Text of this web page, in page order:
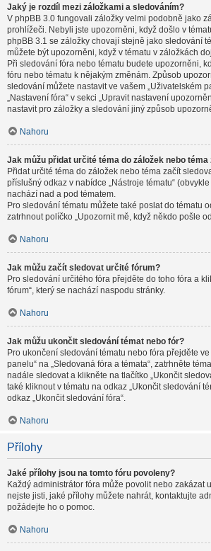
Jaký je rozdíl mezi záložkami a sledováním?
V phpBB 3.0 fungovali záložky velmi podobně jako
prohlížeči. Nebyli jste upozorněni, když došlo v
phpBB 3.1 se záložky chovají stejně jako sledování
můžete být upozorněni, když v tématu v záložkách
Při sledování fóra nebo tématu budete upozorněni,
fóru nebo tématu k nějakým změnám. Způsob
sledování můžete nastavit ve vašem „Uživatelském
„Nastavení fóra“ v sekci „Upravit nastavení
nastavit pro záložky a sledování jiný způsob
Nahoru
Jak můžu přidat určité téma do záložek nebo
Přidat určité téma do záložek nebo téma začít
příslušný odkaz v nabídce „Nástroje tématu“
nachází nad a pod tématem.
Pro sledování tématu můžete také poslat do tématu
zatrhnout políčko „Upozornit mě, když někdo pošle
Nahoru
Jak můžu začít sledovat určité fórum?
Pro sledování určitého fóra přejděte do toho fóra a
fórum“, který se nachází naspodu stránky.
Nahoru
Jak můžu ukončit sledování témat nebo fór?
Pro ukončení sledování tématu nebo fóra přejděte
panelu“ na „Sledovaná fóra a témata“, zatrhněte
nadále sledovat a klikněte na tlačítko „Ukončit
také kliknout v tématu na odkaz „Ukončit sledování
odkaz „Ukončit sledování fóra“.
Nahoru
Přílohy
Jaké přílohy jsou na tomto fóru povoleny?
Každý administrátor fóra může povolit nebo zakázat
nejste jisti, jaké přílohy můžete nahrát, kontaktujte
požádejte ho o pomoc.
Nahoru